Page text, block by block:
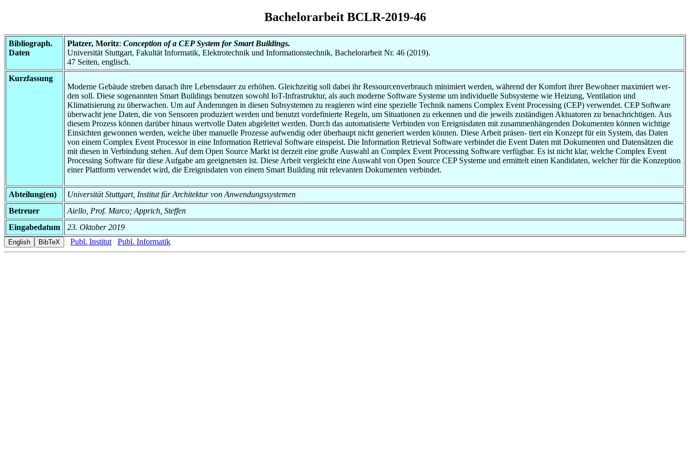
Bachelorarbeit BCLR-2019-46
Bibliograph.
Daten
Platzer, Moritz: Conception of a CEP System for Smart Buildings.
Universität Stuttgart, Fakultät Informatik, Elektrotechnik und Informationstechnik, Bachelorarbeit Nr. 46 (2019).
47 Seiten, englisch.
Kurzfassung
Moderne Gebäude streben danach ihre Lebensdauer zu erhöhen. Gleichzeitig soll dabei ihr Ressourcenverbrauch minimiert werden, während der Komfort ihrer Bewohner maximiert wer-
den soll. Diese sogenannten Smart Buildings benutzen sowohl IoT-Infrastruktur, als auch moderne Software Systeme um individuelle Subsysteme wie Heizung, Ventilation und
Klimatisierung zu überwachen. Um auf Änderungen in diesen Subsystemen zu reagieren wird eine spezielle Technik namens Complex Event Processing (CEP) verwendet. CEP Software
überwacht jene Daten, die von Sensoren produziert werden und benutzt vordefinierte Regeln, um Situationen zu erkennen und die jeweils zuständigen Aktuatoren zu benachrichtigen. Aus
diesem Prozess können darüber hinaus wertvolle Daten abgeleitet werden. Durch das automatisierte Verbinden von Ereignisdaten mit zusammenhängenden Dokumenten können wichtige
Einsichten gewonnen werden, welche über manuelle Prozesse aufwendig oder überhaupt nicht generiert werden können. Diese Arbeit präsen- tiert ein Konzept für ein System, das Daten
von einem Complex Event Processor in eine Information Retrieval Software einspeist. Die Information Retrieval Software verbindet die Event Daten mit Dokumenten und Datensätzen die
mit diesen in Verbindung stehen. Auf dem Open Source Markt ist derzeit eine große Auswahl an Complex Event Processing Software verfügbar. Es ist nicht klar, welche Complex Event
Processing Software für diese Aufgabe am geeignetsten ist. Diese Arbeit vergleicht eine Auswahl von Open Source CEP Systeme und ermittelt einen Kandidaten, welcher für die Konzeption
einer Plattform verwendet wird, die Ereignisdaten von einem Smart Building mit relevanten Dokumenten verbindet.
Abteilung(en)
Universität Stuttgart, Institut für Architektur von Anwendungssystemen
Betreuer
Aiello, Prof. Marco; Apprich, Steffen
Eingabedatum
23. Oktober 2019
Publ. Institut
Publ. Informatik